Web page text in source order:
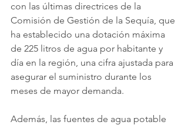
con las últimas directrices de la
Comisión de Gestión de la Sequía, que
ha establecido una dotación máxima
de 225 litros de agua por habitante y
día en la región, una cifra ajustada para
asegurar el suministro durante los
meses de mayor demanda.
Además, las fuentes de agua potable